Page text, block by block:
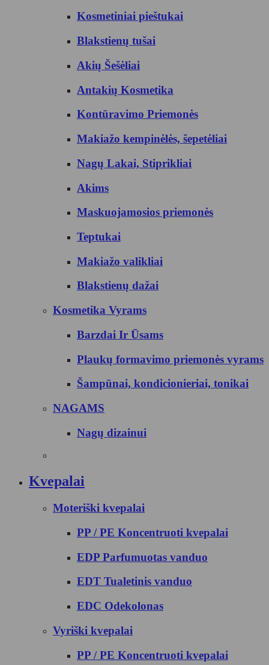
Kosmetiniai pieštukai
Blakstienų tušai
Akių Šešėliai
Antakių Kosmetika
Kontūravimo Priemonės
Makiažo kempinėlės, šepetėliai
Nagų Lakai, Stiprikliai
Akims
Maskuojamosios priemonės
Teptukai
Makiažo valikliai
Blakstienų dažai
Kosmetika Vyrams
Barzdai Ir Ūsams
Plaukų formavimo priemonės vyrams
Šampūnai, kondicionieriai, tonikai
NAGAMS
Nagų dizainui
Kvepalai
Moteriški kvepalai
PP / PE Koncentruoti kvepalai
EDP Parfumuotas vanduo
EDT Tualetinis vanduo
EDC Odekolonas
Vyriški kvepalai
PP / PE Koncentruoti kvepalai